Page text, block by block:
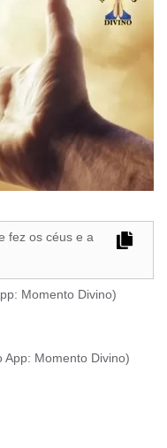
fez os céus e a
Momento Divino)
App: Momento Divino)